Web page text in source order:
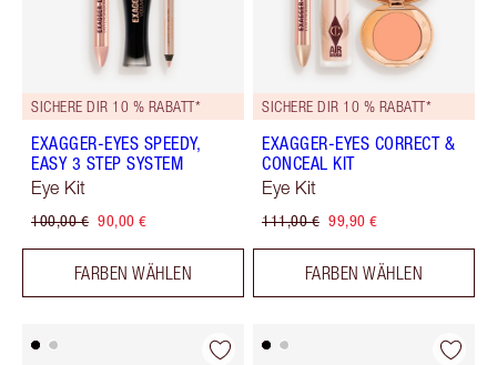
SICHERE DIR 10 % RABATT*
EXAGGER-EYES SPEEDY,
EASY 3 STEP SYSTEM
Eye Kit
100,00 € 90,00 €
FARBEN WÄHLEN
SICHERE DIR 10 % RABATT*
EXAGGER-EYES CORRECT &
CONCEAL KIT
Eye Kit
111,00 € 99,90 €
FARBEN WÄHLEN